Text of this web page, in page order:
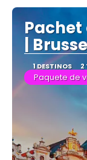
|
1 DESTINOS 2
Paquete de